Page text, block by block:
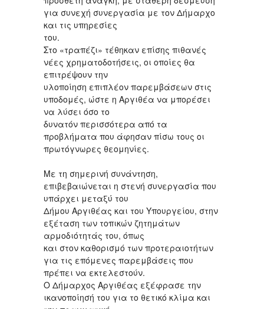
για συνεχή συνεργασία με τον Δήμαρχο
και τις υπηρεσίες
του.
Στο «τραπέζι» τέθηκαν επίσης πιθανές
νέες χρηματοδοτήσεις, οι οποίες θα
επιτρέψουν την
υλοποίηση επιπλέον παρεμβάσεων στις
υποδομές, ώστε η Αργιθέα να μπορέσει
να λύσει όσο το
δυνατόν περισσότερα από τα
προβλήματα που άφησαν πίσω τους οι
πρωτόγνωρες θεομηνίες.
Με τη σημερινή συνάντηση,
επιβεβαιώνεται η στενή συνεργασία που
υπάρχει μεταξύ του
Δήμου Αργιθέας και του Υπουργείου, στην
εξέταση των τοπικών ζητημάτων
αρμοδιότητάς του, όπως
και στον καθορισμό των προτεραιοτήτων
για τις επόμενες παρεμβάσεις που
πρέπει να εκτελεστούν.
Ο Δήμαρχος Αργιθέας εξέφρασε την
ικανοποίησή του για το θετικό κλίμα και